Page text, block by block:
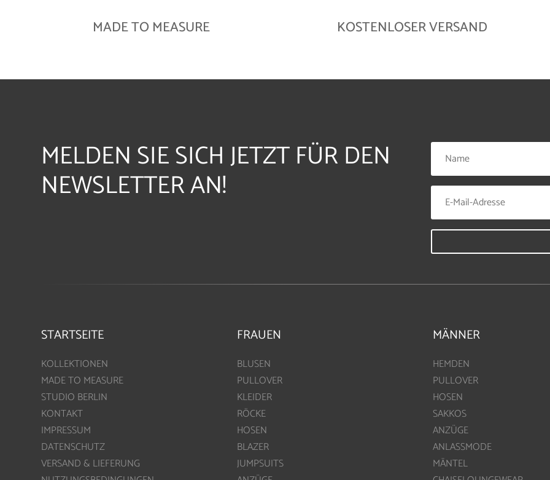
MADE TO MEASURE KOSTENLOSER VERSAND
MELDEN SIE SICH JETZT FÜR DEN
NEWSLETTER AN!
STARTSEITE
KOLLEKTIONEN
MADE TO MEASURE
STUDIO BERLIN
KONTAKT
IMPRESSUM
DATENSCHUTZ
VERSAND & LIEFERUNG
FRAUEN
BLUSEN
PULLOVER
KLEIDER
RÖCKE
HOSEN
BLAZER
JUMPSUITS
MÄNNER
HEMDEN
PULLOVER
HOSEN
SAKKOS
ANZÜGE
ANLASSMODE
MÄNTEL